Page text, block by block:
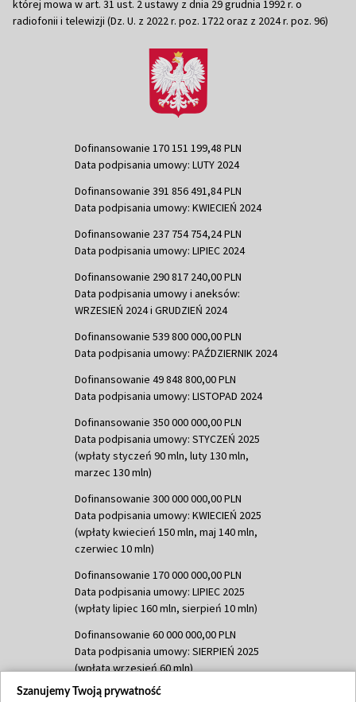
której mowa w art. 31 ust. 2 ustawy z dnia 29 grudnia 1992 r. o
radiofonii i telewizji (Dz. U. z 2022 r. poz. 1722 oraz z 2024 r. poz. 96)
Dofinansowanie 170 151 199,48 PLN
Data podpisania umowy: LUTY 2024
Dofinansowanie 391 856 491,84 PLN
Data podpisania umowy: KWIECIEŃ 2024
Dofinansowanie 237 754 754,24 PLN
Data podpisania umowy: LIPIEC 2024
Dofinansowanie 290 817 240,00 PLN
Data podpisania umowy i aneksów:
WRZESIEŃ 2024 i GRUDZIEŃ 2024
Dofinansowanie 539 800 000,00 PLN
Data podpisania umowy: PAŹDZIERNIK 2024
Dofinansowanie 49 848 800,00 PLN
Data podpisania umowy: LISTOPAD 2024
Dofinansowanie 350 000 000,00 PLN
Data podpisania umowy: STYCZEŃ 2025
(wpłaty styczeń 90 mln, luty 130 mln,
marzec 130 mln)
Dofinansowanie 300 000 000,00 PLN
Data podpisania umowy: KWIECIEŃ 2025
(wpłaty kwiecień 150 mln, maj 140 mln,
czerwiec 10 mln)
Dofinansowanie 170 000 000,00 PLN
Data podpisania umowy: LIPIEC 2025
(wpłaty lipiec 160 mln, sierpień 10 mln)
Dofinansowanie 60 000 000,00 PLN
Data podpisania umowy: SIERPIEŃ 2025
(wpłata wrzesień 60 mln)
Dofinansowanie 635 783 051,21 PLN
Szanujemy Twoją prywatność